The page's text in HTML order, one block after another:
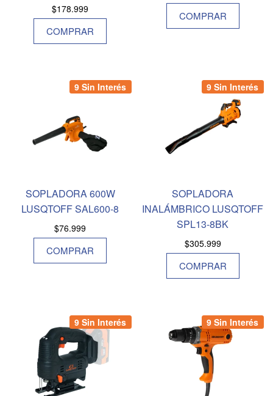
$178.999
COMPRAR
COMPRAR
9 Sin Interés
SOPLADORA 600W
LUSQTOFF SAL600-8
$76.999
COMPRAR
9 Sin Interés
SOPLADORA
INALÁMBRICO LUSQTOFF
SPL13-8BK
$305.999
COMPRAR
9 Sin Interés 9 Sin Interés